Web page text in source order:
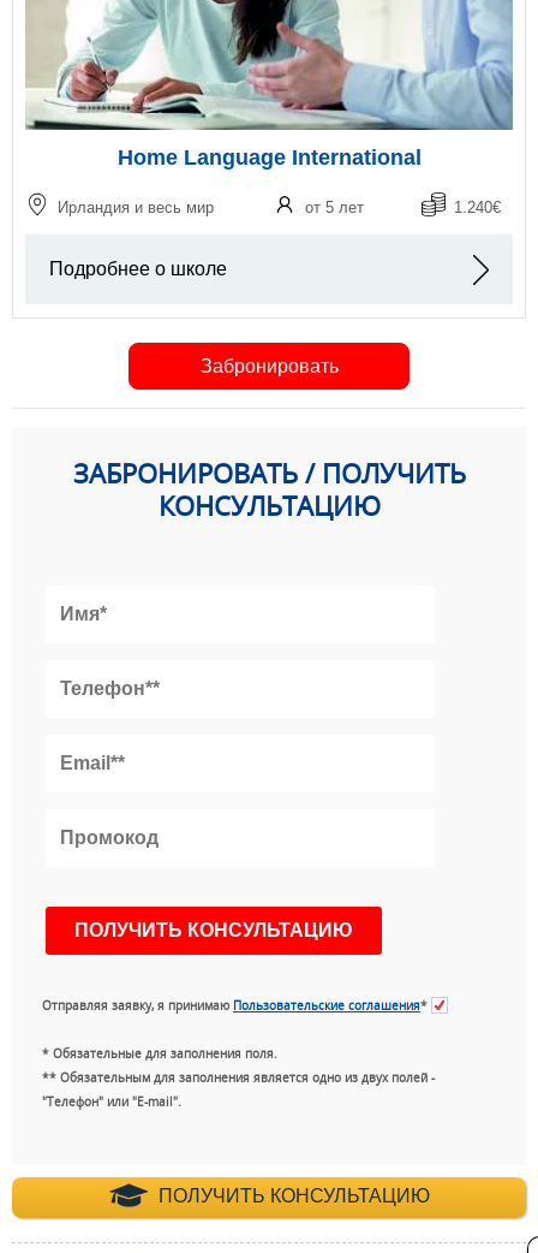
Home Language International
Ирландия и весь мир от 5 лет 1.240€
Подробнее о школе
Забронировать
ЗАБРОНИРОВАТЬ / ПОЛУЧИТЬ
КОНСУЛЬТАЦИЮ
Отправляя заявку, я принимаю Пользовательские соглашения*
* Обязательные для заполнения поля.
** Обязательным для заполнения является одно из двух полей -
"Телефон" или "E-mail".
ПОЛУЧИТЬ КОНСУЛЬТАЦИЮ
+7 (495) 660-35-